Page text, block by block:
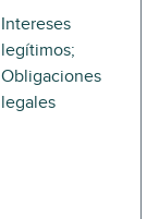
Intereses
legítimos;
Obligaciones
legales